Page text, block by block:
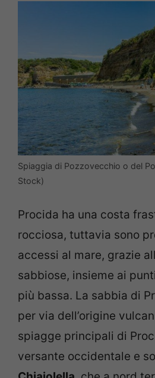
Spiaggia di Pozzovecchio o del
Stock)
Procida ha una costa
rocciosa, tuttavia sono
accessi al mare, grazie
sabbiose, insieme ai
più bassa. La sabbia di
per via dell’origine
spiagge principali di
versante occidentale e